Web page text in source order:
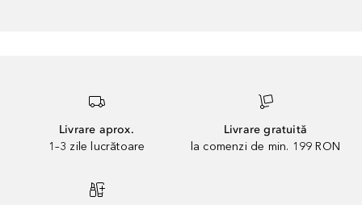
Livrare aprox.
1–3 zile lucrătoare
Livrare gratuită
la comenzi de min. 199 RON